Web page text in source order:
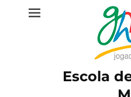
Escola